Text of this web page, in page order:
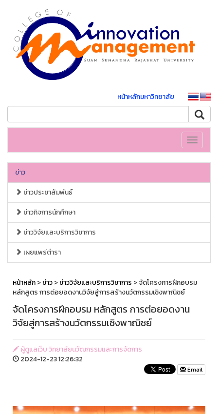
หน้าหลักมหาวิทยาลัย
Toggle
ข่าว
ข่าวประชาสัมพันธ์
ข่าวกิจการนักศึกษา
ข่าววิจัยและบริการวิชาการ
เผยแพร่ตำรา
หน้าหลัก>ข่าว>ข่าววิจัยและบริการวิชาการ > จัดโครงการฝึกอบรม
หลักสูตร การต่อยอดงานวิจัยสู่การสร้างนวัตกรรมเชิงพาณิชย์
จัดโครงการฝึกอบรม หลักสูตร การต่อยอดงาน
วิจัยสู่การสร้างนวัตกรรมเชิงพาณิชย์
ผู้ดูแลเว็บ วิทยาลัยนวัฒกรรมและการจัดการ
2024-12-23 12:26:32
Email